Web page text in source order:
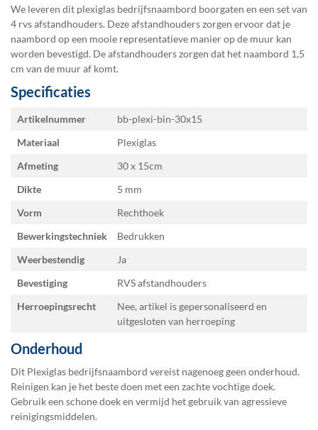
We leveren dit plexiglas bedrijfsnaambord boorgaten en een set van
4 rvs afstandhouders. Deze afstandhouders zorgen ervoor dat je
naambord op een mooie representatieve manier op de muur kan
worden bevestigd. De afstandhouders zorgen dat het naambord 1,5
cm van de muur af komt.
Specificaties
Specificaties
Artikelnummer
bb-plexi-bin-30x15
Materiaal
Plexiglas
Afmeting
30 x 15
Dikte
5 mm
Vorm
Rechthoek
Bewerkingstechniek
Bedrukken
Weerbestendig
Ja
Bevestiging
RVS afstandhouders
Herroepingsrecht
Nee, artikel is gepersonaliseerd en
uitgesloten van herroeping
Onderhoud
Dit Plexiglas bedrijfsnaambord vereist nagenoeg geen onderhoud.
Reinigen kan je het beste doen met een zachte vochtige doek.
Gebruik een schone doek en vermijd het gebruik van agressieve
reinigingsmiddelen.